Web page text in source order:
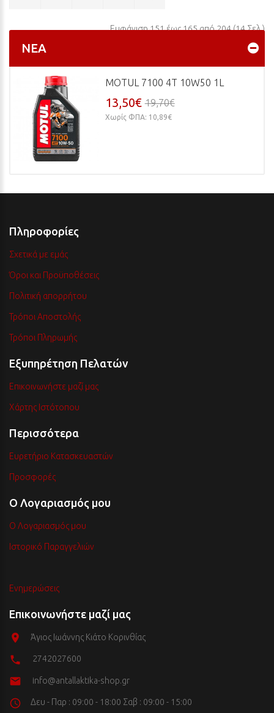
Εμφάνιση 151 έως 165 από 204 (14 Σελ.)
ΝΈΑ
MOTUL 7100 4T 10W50 1L
13,50€ 19,70€
Χωρίς ΦΠΑ: 10,89€
Πληροφορίες
Σχετικά με εμάς
Όροι και Προϋποθέσεις
Πολιτική απορρήτου
Τρόποι Αποστολής
Τρόποι Πληρωμής
Εξυπηρέτηση Πελατών
Επικοινωνήστε μαζί μας
Χάρτης Ιστότοπου
Περισσότερα
Ευρετήριο Κατασκευαστών
Προσφορές
Ο Λογαριασμός μου
Ο Λογαριασμός μου
Ιστορικό Παραγγελιών
Ενημερώσεις
Επικοινωνήστε μαζί μας
Άγιος Ιωάννης Κιάτο Κορινθίας
2742027600
info@antallaktika-shop.gr
Δευ - Παρ : 09:00 - 18:00 Σαβ : 09:00 - 15:00